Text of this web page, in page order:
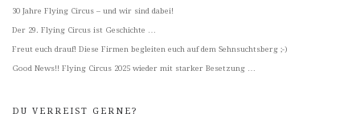
30 Jahre Flying Circus – und wir sind dabei!
Der 29. Flying Circus ist Geschichte …
Freut euch drauf! Diese Firmen begleiten euch auf dem Sehnsuchtsberg ;-)
Good News!! Flying Circus 2025 wieder mit starker Besetzung …
DU VERREIST GERNE?